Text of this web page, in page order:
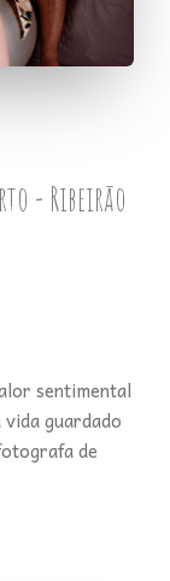
- Ribeirão
sentimental
guardado
de